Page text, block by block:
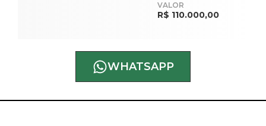
VALOR
R$ 110.000,00
WHATSAPP